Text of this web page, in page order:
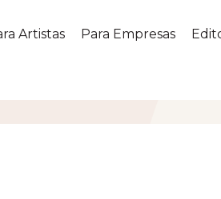
Artistas Para Empresas